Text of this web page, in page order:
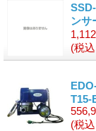
ンサ
(税込
T15-
(税込